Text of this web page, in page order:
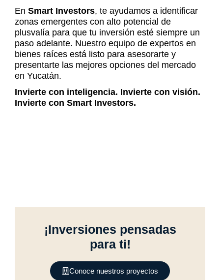
En Smart Investors, te ayudamos a identificar
zonas emergentes con alto potencial de
plusvalía para que tu inversión esté siempre un
paso adelante. Nuestro equipo de expertos en
bienes raíces está listo para asesorarte y
presentarte las mejores opciones del mercado
en Yucatán.
Invierte con inteligencia. Invierte con visión.
Invierte con Smart Investors.
¡Inversiones pensadas
para ti!
Conoce nuestros proyectos